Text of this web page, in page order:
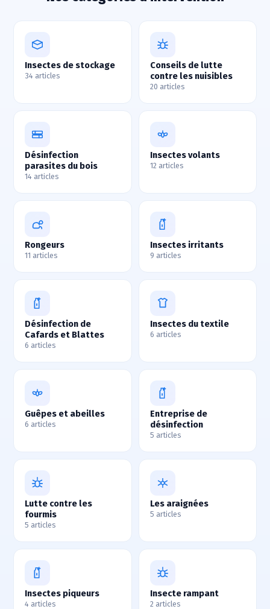
Insectes de stockage
34 articles
Conseils de lutte
contre les nuisibles
20 articles
Désinfection
parasites du bois
14 articles
Insectes volants
12 articles
Rongeurs
11 articles
Insectes irritants
9 articles
Désinfection de
Cafards et Blattes
6 articles
Insectes du textile
6 articles
Guêpes et abeilles
6 articles
Entreprise de
désinfection
5 articles
Lutte contre les
fourmis
5 articles
Les araignées
5 articles
Insectes piqueurs
4 articles
Insecte rampant
2 articles